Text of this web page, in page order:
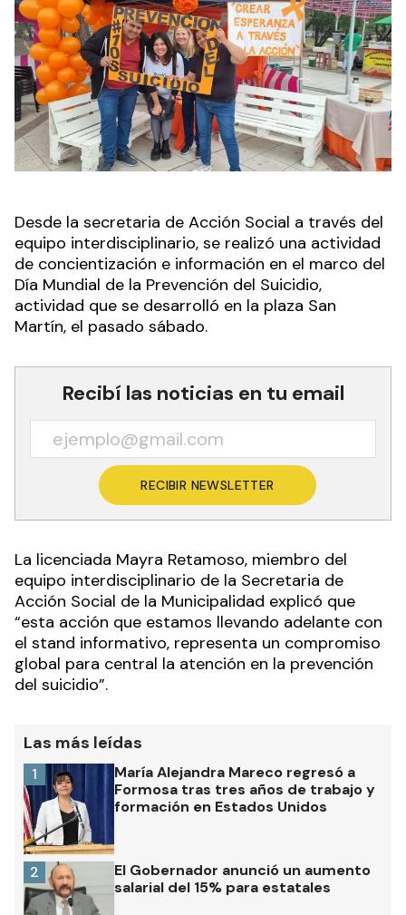
Desde la secretaria de Acción Social a través del
equipo interdisciplinario, se realizó una actividad
de concientización e información en el marco del
Día Mundial de la Prevención del Suicidio,
actividad que se desarrolló en la plaza San
Martín, el pasado sábado.
Recibí las noticias en tu email
RECIBIR NEWSLETTER
La licenciada Mayra Retamoso, miembro del
equipo interdisciplinario de la Secretaria de
Acción Social de la Municipalidad explicó que
“esta acción que estamos llevando adelante con
el stand informativo, representa un compromiso
global para central la atención en la prevención
del suicidio”.
Las más leídas
María Alejandra Mareco regresó a
Formosa tras tres años de trabajo y
formación en Estados Unidos
1
El Gobernador anunció un aumento
salarial del 15% para estatales
2